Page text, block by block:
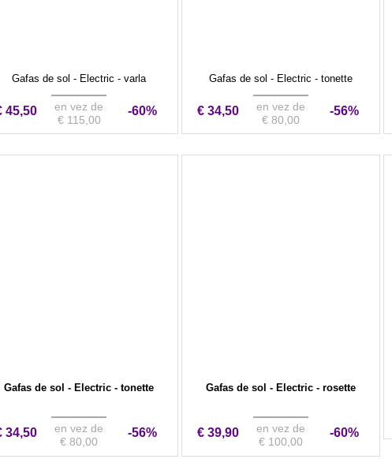
Gafas de sol - Electric - varla
45,50
en vez de
€ 115,00
-60%
Gafas de sol - Electric - tonette
€ 34,50
en vez de
€ 80,00
-56%
Gafas de sol - Electric - tonette
34,50
en vez de
€ 80,00
-56%
Gafas de sol - Electric - rosette
€ 39,90
en vez de
€ 100,00
-60%